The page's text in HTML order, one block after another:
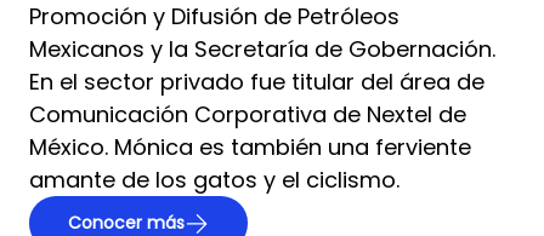
Promoción y Difusión de Petróleos
Mexicanos y la Secretaría de Gobernación.
En el sector privado fue titular del área de
Comunicación Corporativa de Nextel de
México. Mónica es también una ferviente
amante de los gatos y el ciclismo.
Conocer más